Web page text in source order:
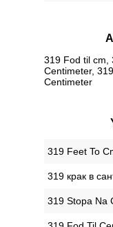
319 Fod til cm,
Centimeter,
Centimeter
‎319 Feet To
‎319 крак в
‎319 Stopa Na